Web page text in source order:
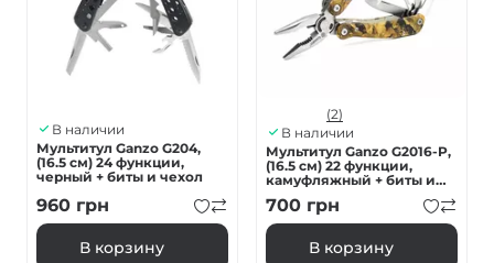
В наличии
Мультитул Ganzo G204,
(16.5 см) 24 функции,
черный + биты и чехол
960 грн
В корзину
(2)
В наличии
Мультитул Ganzo G2016-P,
(16.5 см) 22 функции,
камуфляжный + биты и
чехол
700 грн
В корзину